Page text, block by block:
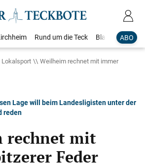
ABO
Rund um die Teck Blaulicht
Lokalsport
Weilheim rechnet mit immer
Lage will beim Landesligisten unter der
reden
rechnet mit
Feder